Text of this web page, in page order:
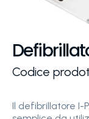
Codice
Il defibrillatore I-